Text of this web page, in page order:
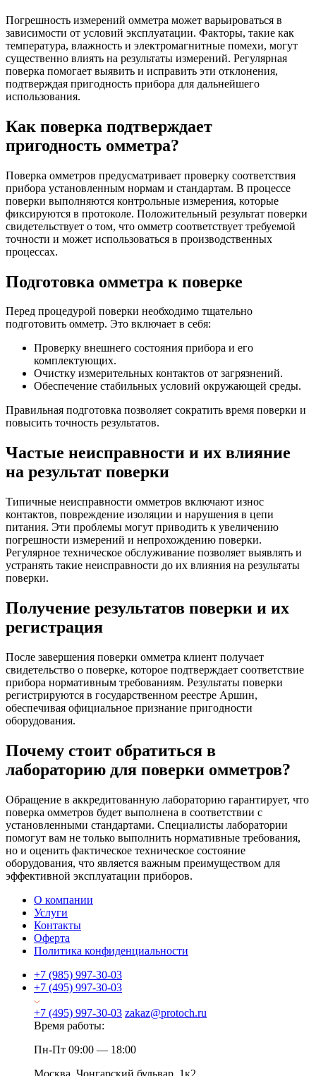
Погрешность измерений омметра может варьироваться в
зависимости от условий эксплуатации. Факторы, такие как
температура, влажность и электромагнитные помехи, могут
существенно влиять на результаты измерений. Регулярная
поверка помогает выявить и исправить эти отклонения,
подтверждая пригодность прибора для дальнейшего
использования.
Как поверка подтверждает
пригодность омметра?
Поверка омметров предусматривает проверку соответствия
прибора установленным нормам и стандартам. В процессе
поверки выполняются контрольные измерения, которые
фиксируются в протоколе. Положительный результат поверки
свидетельствует о том, что омметр соответствует требуемой
точности и может использоваться в производственных
процессах.
Подготовка омметра к поверке
Перед процедурой поверки необходимо тщательно
подготовить омметр. Это включает в себя:
Проверку внешнего состояния прибора и его
комплектующих.
Очистку измерительных контактов от загрязнений.
Обеспечение стабильных условий окружающей среды.
Правильная подготовка позволяет сократить время поверки и
повысить точность результатов.
Частые неисправности и их влияние
на результат поверки
Типичные неисправности омметров включают износ
контактов, повреждение изоляции и нарушения в цепи
питания. Эти проблемы могут приводить к увеличению
погрешности измерений и непрохождению поверки.
Регулярное техническое обслуживание позволяет выявлять и
устранять такие неисправности до их влияния на результаты
поверки.
Получение результатов поверки и их
регистрация
После завершения поверки омметра клиент получает
свидетельство о поверке, которое подтверждает соответствие
прибора нормативным требованиям. Результаты поверки
регистрируются в государственном реестре Аршин,
обеспечивая официальное признание пригодности
оборудования.
Почему стоит обратиться в
лабораторию для поверки омметров?
Обращение в аккредитованную лабораторию гарантирует, что
поверка омметров будет выполнена в соответствии с
установленными стандартами. Специалисты лаборатории
помогут вам не только выполнить нормативные требования,
но и оценить фактическое техническое состояние
оборудования, что является важным преимуществом для
эффективной эксплуатации приборов.
О компании
Услуги
Контакты
Оферта
Политика конфиденциальности
+7 (985) 997-30-03
+7 (495) 997-30-03
+7 (495) 997-30-03 zakaz@protoch.ru
Время работы:
Пн-Пт 09:00 — 18:00
Москва, Чонгарский бульвар, 1к2